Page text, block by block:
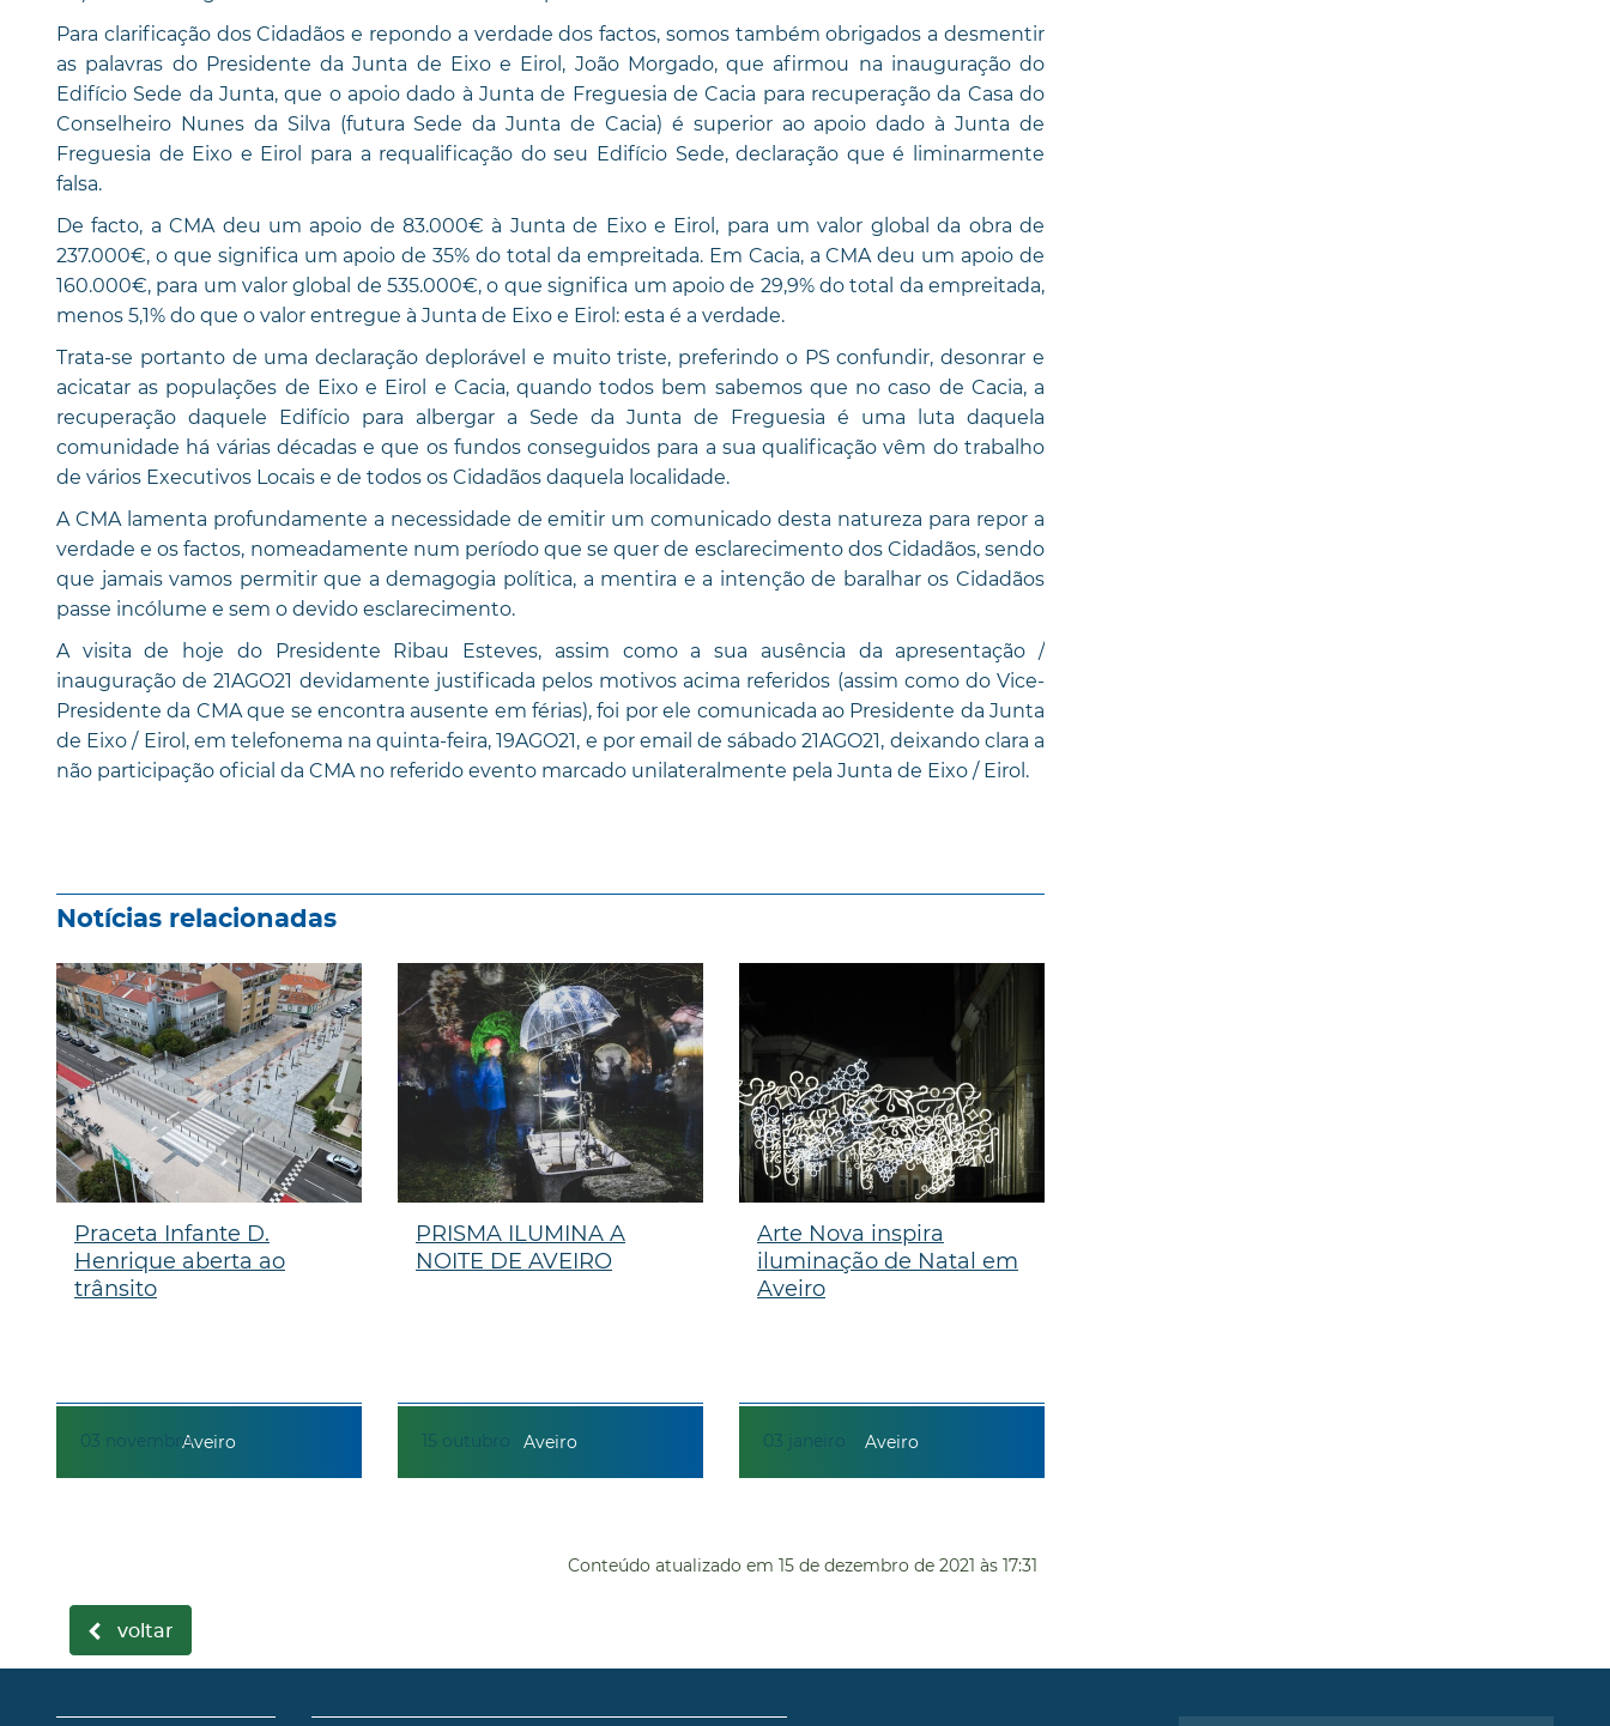
Para clarificação dos Cidadãos e repondo a verdade dos factos, somos também obrigados a desmentir
as palavras do Presidente da Junta de Eixo e Eirol, João Morgado, que afirmou na inauguração do
Edifício Sede da Junta, que o apoio dado à Junta de Freguesia de Cacia para recuperação da Casa do
Conselheiro Nunes da Silva (futura Sede da Junta de Cacia) é superior ao apoio dado à Junta de
Freguesia de Eixo e Eirol para a requalificação do seu Edifício Sede, declaração que é liminarmente
falsa.
De facto, a CMA deu um apoio de 83.000€ à Junta de Eixo e Eirol, para um valor global da obra de
237.000€, o que significa um apoio de 35% do total da empreitada. Em Cacia, a CMA deu um apoio de
160.000€, para um valor global de 535.000€, o que significa um apoio de 29,9% do total da empreitada,
menos 5,1% do que o valor entregue à Junta de Eixo e Eirol: esta é a verdade.
Trata-se portanto de uma declaração deplorável e muito triste, preferindo o PS confundir, desonrar e
acicatar as populações de Eixo e Eirol e Cacia, quando todos bem sabemos que no caso de Cacia, a
recuperação daquele Edifício para albergar a Sede da Junta de Freguesia é uma luta daquela
comunidade há várias décadas e que os fundos conseguidos para a sua qualificação vêm do trabalho
de vários Executivos Locais e de todos os Cidadãos daquela localidade.
A CMA lamenta profundamente a necessidade de emitir um comunicado desta natureza para repor a
verdade e os factos, nomeadamente num período que se quer de esclarecimento dos Cidadãos, sendo
que jamais vamos permitir que a demagogia política, a mentira e a intenção de baralhar os Cidadãos
passe incólume e sem o devido esclarecimento.
A visita de hoje do Presidente Ribau Esteves, assim como a sua ausência da apresentação /
inauguração de 21AGO21 devidamente justificada pelos motivos acima referidos (assim como do Vice-
Presidente da CMA que se encontra ausente em férias), foi por ele comunicada ao Presidente da Junta
de Eixo / Eirol, em telefonema na quinta-feira, 19AGO21, e por email de sábado 21AGO21, deixando clara a
não participação oficial da CMA no referido evento marcado unilateralmente pela Junta de Eixo / Eirol.
Notícias relacionadas
03 novembro
Praceta Infante D.
Henrique aberta ao
trânsito
Aveiro 15 outubro
PRISMA ILUMINA A
NOITE DE AVEIRO
Aveiro 03 janeiro
Arte Nova inspira
iluminação de Natal em
Aveiro
Aveiro
Conteúdo atualizado em 15 de dezembro de 2021 às 17:31
voltar